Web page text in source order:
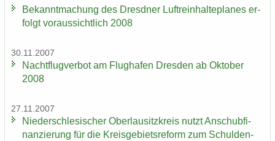
Be­kannt­ma­chung des Dresd­ner Luft­rein­hal­te­pla­nes er­
folgt vor­aus­sicht­lich 2008
30.11.2007
Nacht­flug­ver­bot am Flug­ha­fen Dres­den ab Ok­to­ber
2008
27.11.2007
Nie­der­schle­si­scher Ober­lau­sitz­kreis nutzt An­schub­fi­
nan­zie­rung für die Kreis­ge­biets­re­form zum Schul­den­